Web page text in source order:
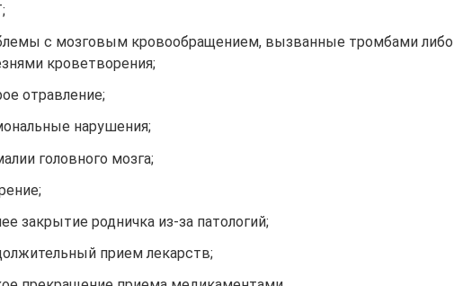
с мозговым кровообращением, вызванные тромбами либо
кроветворения;
отравление;
нарушения;
головного мозга;
закрытие родничка из-за патологий;
прием лекарств;